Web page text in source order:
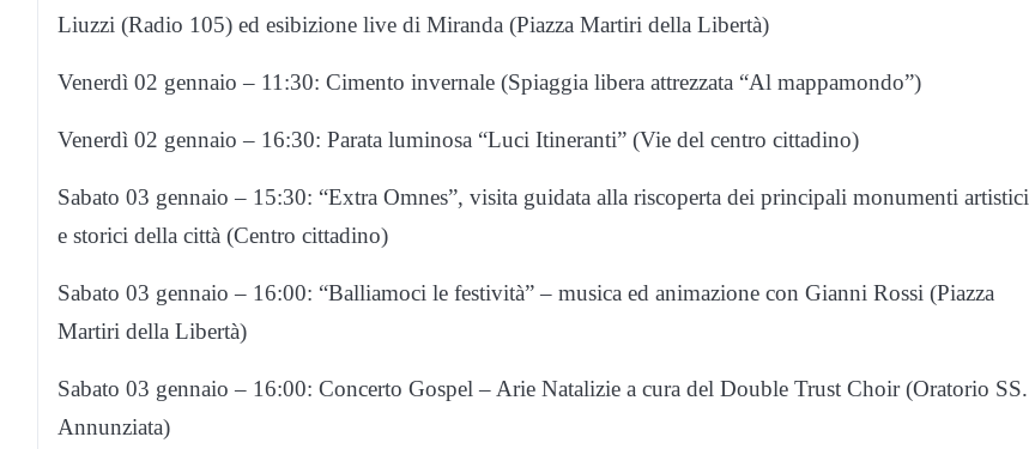
Liuzzi (Radio 105) ed esibizione live di Miranda (Piazza Martiri della Libertà)
Venerdì 02 gennaio – 11:30: Cimento invernale (Spiaggia libera attrezzata “Al mappamondo”)
Venerdì 02 gennaio – 16:30: Parata luminosa “Luci Itineranti” (Vie del centro cittadino)
Sabato 03 gennaio – 15:30: “Extra Omnes”, visita guidata alla riscoperta dei principali monumenti artistici
e storici della città (Centro cittadino)
Sabato 03 gennaio – 16:00: “Balliamoci le festività” – musica ed animazione con Gianni Rossi (Piazza
Martiri della Libertà)
Sabato 03 gennaio – 16:00: Concerto Gospel – Arie Natalizie a cura del Double Trust Choir (Oratorio SS.
Annunziata)